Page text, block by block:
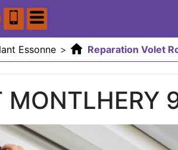
Essonne > Reparation Volet
MONTLHERY